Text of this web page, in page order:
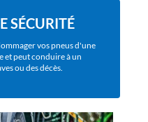
SÉCURITÉ
vos pneus d'une
et peut conduire à un
ou des décès.